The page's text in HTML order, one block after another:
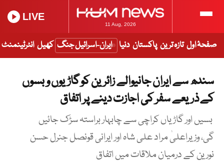
11 Aug, 2026
LIVE
صفحۂ اول تازہ ترین پاکستان دنیا ایران-اسرائیل جنگ کھیل انٹرٹینمنٹ
سندھ سے ایران جانیوالے زائرین کو گاڑیوں و بسوں
کے ذریعے سفر کی اجازت دینے پر اتفاق
بسیں اور گاڑیاں کراچی سے چابہار براستہ سڑک جائیں
گی، وزیراعلیٰ مراد علی شاہ اور ایرانی قونصل جنرل حسن
نورین کے درمیان ملاقات میں اتفاق